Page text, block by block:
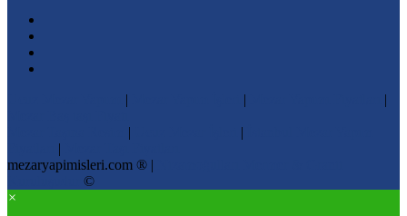
| |
|
| |
|
mezaryapimisleri.com ® |
©
×